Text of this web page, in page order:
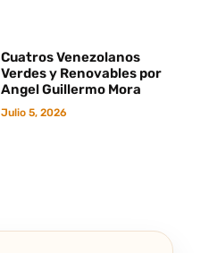
Cuatros Venezolanos
Verdes y Renovables por
Angel Guillermo Mora
Julio 5, 2026